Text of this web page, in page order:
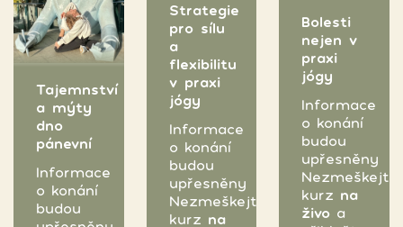
Tajemnství
a mýty
dno
pánevní
Informace
o konání
budou
Strategie
pro sílu
a
flexibilitu
v praxi
jógy
Informace
o konání
budou
upřesněny
Nezmeškejte
kurz na
Bolesti
nejen v
praxi
jógy
Informace
o konání
budou
upřesněny
Nezmeškejte
kurz na
živo a